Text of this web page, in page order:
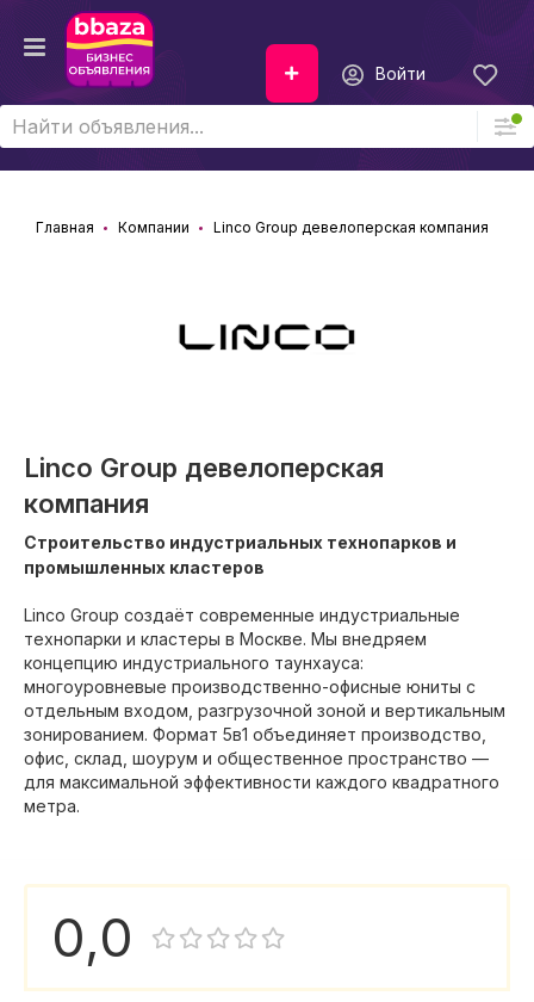
Войти
Главная Компании Linco Group девелоперская компания
Linco Group девелоперская
компания
Строительство индустриальных технопарков и
промышленных кластеров
Linco Group создаёт современные индустриальные
технопарки и кластеры в Москве. Мы внедряем
концепцию индустриального таунхауса:
многоуровневые производственно-офисные юниты с
отдельным входом, разгрузочной зоной и вертикальным
зонированием. Формат 5в1 объединяет производство,
офис, склад, шоурум и общественное пространство —
для максимальной эффективности каждого квадратного
метра.
0,0